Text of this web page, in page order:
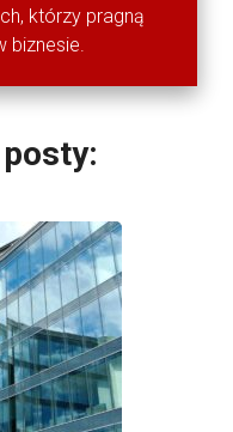
którzy pragną
biznesie.